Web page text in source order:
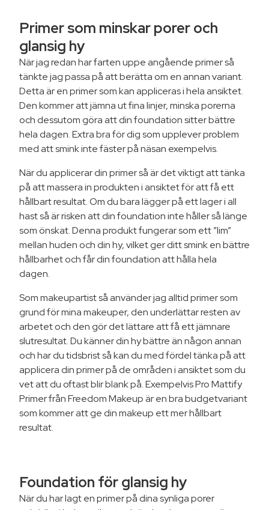
Primer som minskar poreroch
glansig hy
När jag redan har farten uppe angående primer så
tänkte jag passa på att berätta om en annan variant.
Detta är en primer som kan appliceras i hela ansiktet.
Den kommer att jämna ut fina linjer, minska porerna
och dessutom göra att din foundation sitter bättre
hela dagen. Extra bra för dig som upplever problem
med att smink inte fäster på näsan exempelvis.
När du applicerar din primer så är det viktigt att tänka
på att massera in produkten i ansiktet för att få ett
hållbart resultat. Om du bara lägger på ett lager i all
hast så är risken att din foundation inte håller så länge
som önskat. Denna produkt fungerar som ett ”lim”
mellan huden och din hy, vilket ger ditt smink en bättre
hållbarhet och får din foundation att hålla hela
dagen.
Som makeupartist så använder jag alltid primer som
grund för mina makeuper, den underlättar resten av
arbetet och den gör det lättare att få ett jämnare
slutresultat. Du känner din hy bättre än någon annan
och har du tidsbrist så kan du med fördel tänka på att
applicera din primer på de områden i ansiktet som du
vet att du oftast blir blank på. Exempelvis Pro Mattify
Primer från Freedom Makeup är en bra budgetvariant
som kommer att ge din makeup ett mer hållbart
resultat.
Foundation för glansig hy
När du har lagt en primer på dina synliga porer